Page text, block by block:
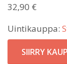
32,90 €
Uintikauppa:
SIIRRY